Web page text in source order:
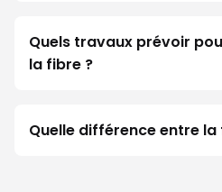
Quels travaux prévoir
la fibre ?
Quelle différence entre la